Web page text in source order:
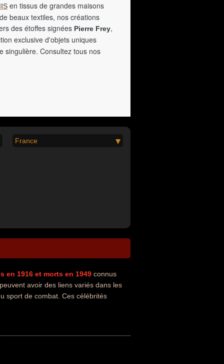
en tissus de grandes maisons
beaux textiles, nos créations
des étoffes signées Pierre Frey,
exclusive d'objets uniques
singulière. Consultez tous nos
France
en 1916 et morts en 1949 connus
avoir des liens variés dans les
sport de combat. Ces célébrités